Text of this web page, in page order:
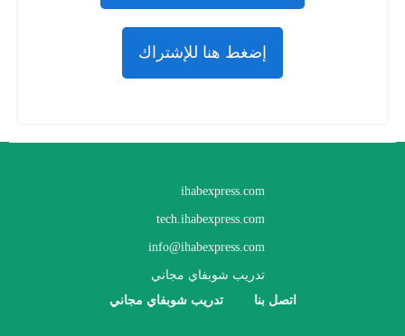
إضغط هنا للإشتراك
ihabexpress.com
tech.ihabexpress.com
info@ihabexpress.com
تدريب شوبفاي مجاني
اتصل بنا تدريب شوبفاي مجاني